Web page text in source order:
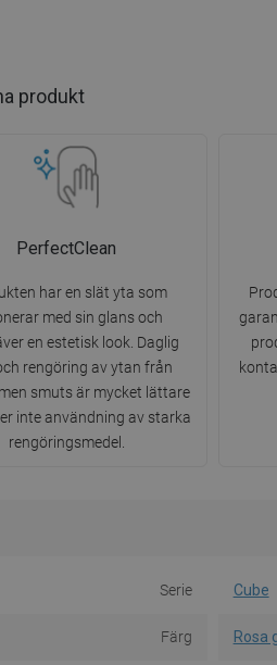
produkt
PerfectClean
har en slät yta som
med sin glans och
en estetisk look. Daglig
rengöring av ytan från
smuts är mycket lättare
inte användning av starka
rengöringsmedel.
Serie Cube
Färg Rosa